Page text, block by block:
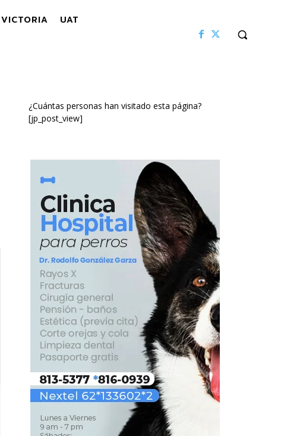
VICTORIA UAT
¿Cuántas personas han visitado esta página?
[jp_post_view]